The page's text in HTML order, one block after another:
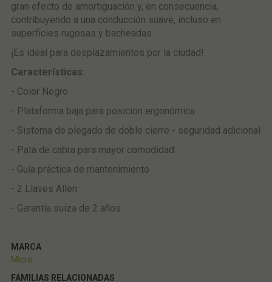
gran efecto de amortiguación y, en consecuencia,
contribuyendo a una conducción suave, incluso en
superficies rugosas y bacheadas.
¡Es ideal para desplazamientos por la ciudad!
Características:
- Color Negro
- Plataforma baja para posicion ergonómica
- Sistema de plegado de doble cierre - seguridad adicional
- Pata de cabra para mayor comodidad
- Guía práctica de mantenimiento
- 2 Llaves Allen
- Garantía suiza de 2 años
MARCA
Micro
FAMILIAS RELACIONADAS